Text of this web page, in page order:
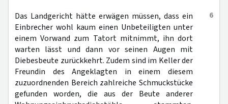
6
Das Landgericht hätte erwägen müssen, dass ein
Einbrecher wohl kaum einen Unbeteiligten unter
einem Vorwand zum Tatort mitnimmt, ihn dort
warten lässt und dann vor seinen Augen mit
Diebesbeute zurückkehrt. Zudem sind im Keller der
Freundin des Angeklagten in einem diesem
zuzuordnenden Bereich zahlreiche Schmuckstücke
gefunden worden, die aus der Beute anderer